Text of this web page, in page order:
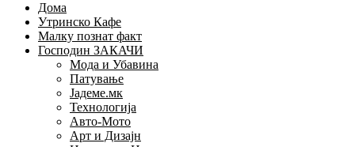
Дома
Утринско Кафе
Малку познат факт
Господин ЗАКАЧИ
Мода и Убавина
Патување
Јадеме.мк
Технологија
Авто-Мото
Арт и Дизајн